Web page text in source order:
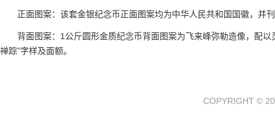
正面图案：该套金银纪念币正面图案均为中华人民共和国国徽，并
背面图案：1公斤圆形金质纪念币背面图案为飞来峰弥勒造像，配
禅踪”字样及面额。
COPYRIGHT ©